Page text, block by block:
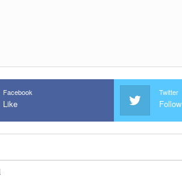
Facebook
Like
Twitter
Follow